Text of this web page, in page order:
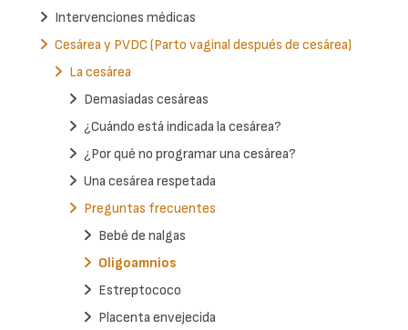
Intervenciones médicas
Cesárea y PVDC (Parto vaginal después de cesárea)
La cesárea
Demasiadas cesáreas
¿Cuándo está indicada la cesárea?
¿Por qué no programar una cesárea?
Una cesárea respetada
Preguntas frecuentes
Bebé de nalgas
Oligoamnios
Estreptococo
Placenta envejecida